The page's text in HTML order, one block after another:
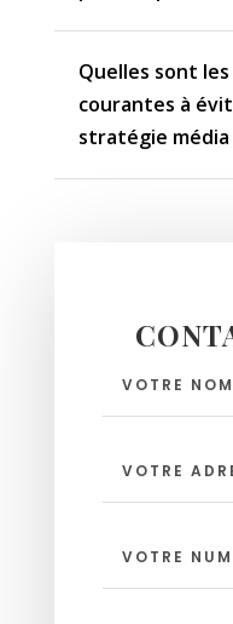
Quelles sont
courantes à
stratégie média